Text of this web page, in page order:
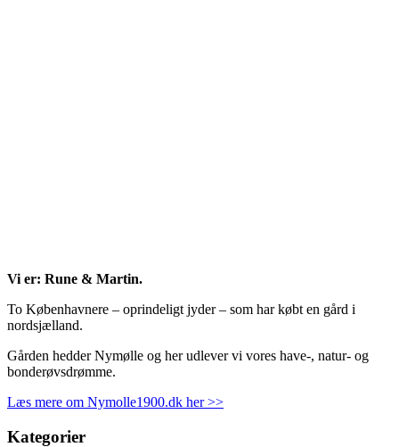
Vi er: Rune & Martin.
To Københavnere – oprindeligt jyder – som har købt en gård i
nordsjælland.
Gården hedder Nymølle og her udlever vi vores have-, natur- og
bonderøvsdrømme.
Læs mere om Nymolle1900.dk her >>
Kategorier